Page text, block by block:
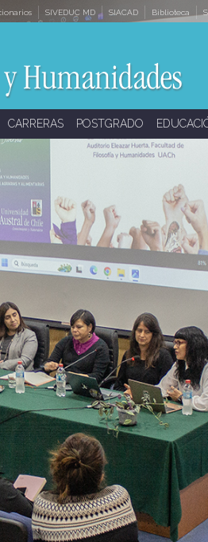
SIVEDUC MD SIACAD Biblioteca
CARRERAS POSTGRADO